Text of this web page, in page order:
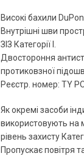
Високі бахили
Внутрішні шви
ЗІЗ Категорії I.
Двостороння
протиковзної
Реєстр. номер: TY
Як окремі засоби
використовують на
рівень захисту
Пропускає повітря